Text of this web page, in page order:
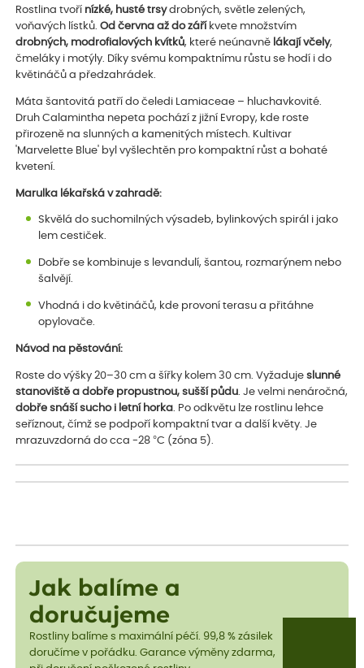
Rostlina tvoří nízké, husté trsydrobných, světle zelených,
voňavých lístků.Od června až do září kvete množstvím
drobných, modrofialových kvítků, které neúnavně lákají včely,
čmeláky i motýly. Díky svému kompaktnímu růstu se hodí i do
květináčů a předzahrádek.
Máta šantovitá patří do čeledi Lamiaceae – hluchavkovité.
Druh Calamintha nepeta pochází z jižní Evropy, kde roste
přirozeně na slunných a kamenitých místech. Kultivar
'Marvelette Blue' byl vyšlechtěn pro kompaktní růst a bohaté
kvetení.
Marulka lékařská v zahradě:
Skvělá do suchomilných výsadeb, bylinkových spirál i jako
lem cestiček.
Dobře se kombinuje s levandulí, šantou, rozmarýnem nebo
šalvějí.
Vhodná i do květináčů, kde provoní terasu a přitáhne
opylovače.
Návod na pěstování:
Roste do výšky 20–30 cm a šířky kolem 30 cm. Vyžadujeslunné
stanoviště a dobře propustnou, sušší půdu . Je velmi nenáročná,
dobře snáší sucho i letní horka . Po odkvětu lze rostlinu lehce
seříznout, čímž se podpoří kompaktní tvar a další květy. Je
mrazuvzdorná do cca -28 °C (zóna 5).
Jak balíme a
doručujeme
Rostliny balíme s maximální péčí. 99,8 % zásilek
doručíme v pořádku. Garance výměny zdarma,